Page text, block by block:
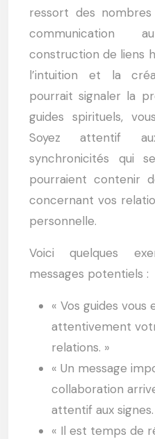
ressort des
communication
construction de liens
l’intuition et la
pourrait signaler la
guides spirituels,
Soyez attentif
synchronicités qui
pourraient contenir
concernant vos
personnelle.
Voici quelques
messages potentiels :
« Vos guides
attentivement
relations. »
« Un message
collaboration
attentif aux signes.
« Il est temps de